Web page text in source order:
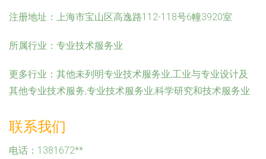
注册地址： 上海市宝山区高逸路112-118号6幢3920室
所属行业： 专业技术服务业
更多行业： 其他未列明专业技术服务业,工业与专业设计及
其他专业技术服务,专业技术服务业,科学研究和技术服务业
联系我们
电话：1381672**